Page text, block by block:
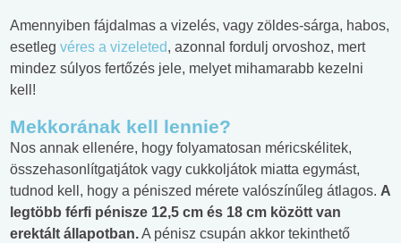
Amennyiben fájdalmas a vizelés, vagy zöldes-sárga, habos,
esetleg véres a vizeleted, azonnal fordulj orvoshoz, mert
mindez súlyos fertőzés jele, melyet mihamarabb kezelni
kell!
Mekkorának kell lennie?
Nos annak ellenére, hogy folyamatosan méricskélitek,
összehasonlítgatjátok vagy cukkoljátok miatta egymást,
tudnod kell, hogy a péniszed mérete valószínűleg átlagos. A
legtöbb férfi pénisze 12,5 cm és 18 cm között van
erektált állapotban.A pénisz csupán akkor tekinthető